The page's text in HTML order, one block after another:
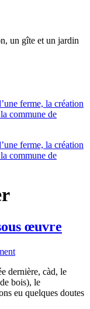
un gîte et un jardin
ferme, la création
commune de
ferme, la création
commune de
œuvre
dernière, càd, le
bois), le
eu quelques doutes